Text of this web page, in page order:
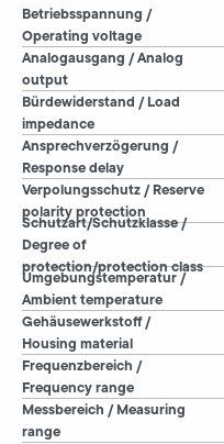
Betriebsspannung /
Operating voltage
Analogausgang / Analog
output
Bürdewiderstand / Load
impedance
Ansprechverzögerung /
Response delay
Verpolungsschutz / Reserve
polarity protection
Schutzart/Schutzklasse /
Degree of
protection/protection class
Umgebungstemperatur /
Ambient temperature
Gehäusewerkstoff /
Housing material
Frequenzbereich /
Frequency range
Messbereich / Measuring
range